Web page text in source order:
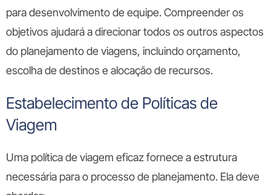
para desenvolvimento de equipe. Compreender os
objetivos ajudará a direcionar todos os outros aspectos
do planejamento de viagens, incluindo orçamento,
escolha de destinos e alocação de recursos.
Estabelecimento de Políticas de
Viagem
Uma política de viagem eficaz fornece a estrutura
necessária para o processo de planejamento. Ela deve